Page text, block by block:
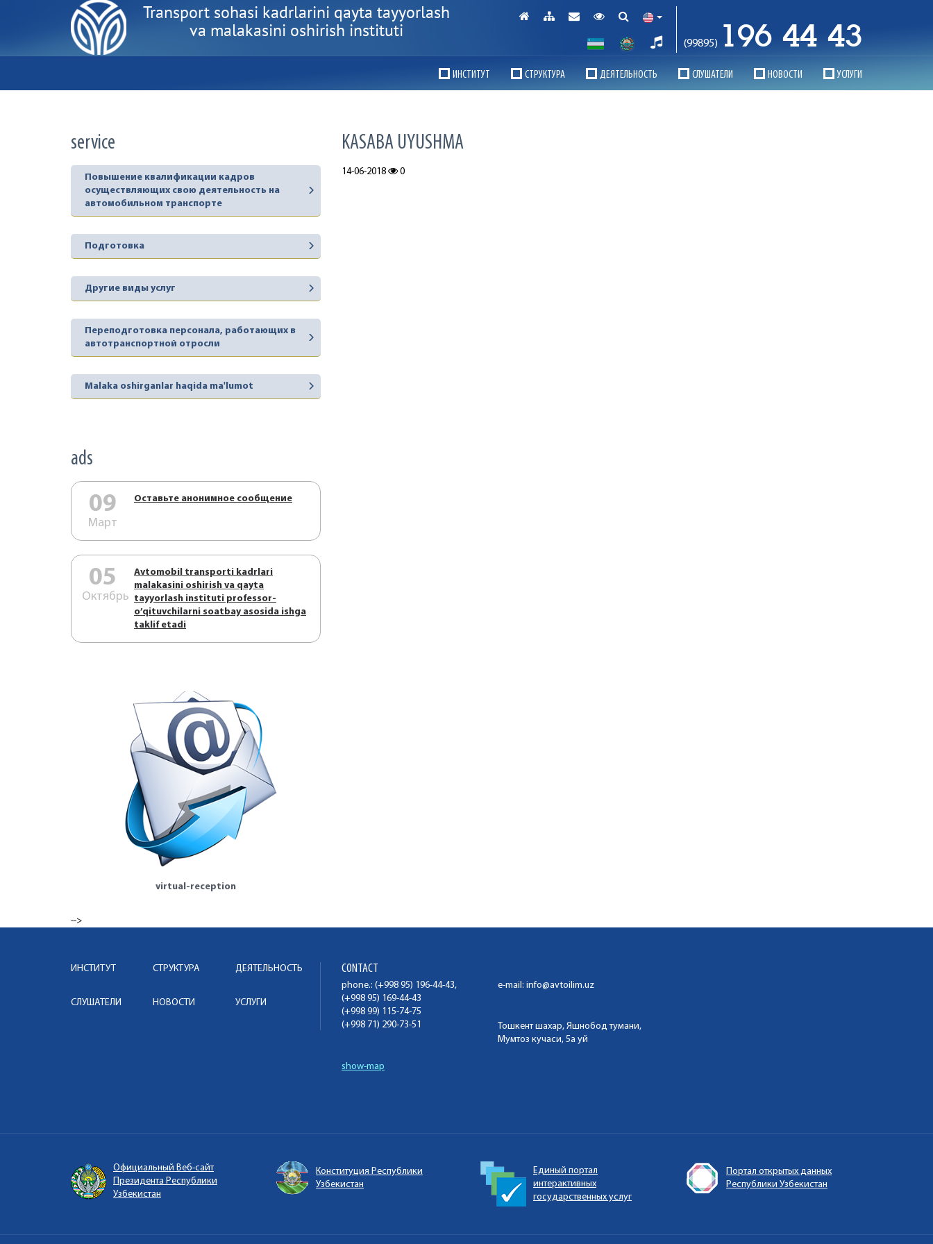
Transport sohasi kadrlarini qayta tayyorlash
va malakasini oshirish instituti
(99895) 196 44 43
ИНСТИТУТ СТРУКТУРА ДЕЯТЕЛЬНОСТЬ СЛУШАТЕЛИ НОВОСТИ УСЛУГИ
service
Повышение квалификации кадров
осуществляющих свою деятельность на
автомобильном транспорте
Подготовка
Другие виды услуг
Переподготовка персонала, работающих в
автотранспортной отросли
Malaka oshirganlar haqida ma'lumot
ads
09
Март
Оставьте анонимное сообщение
05
Октябрь
Аvtоmоbil trаnspоrti kаdrlаri
mаlаkаsini оshirish vа qаytа
tаyyorlаsh instituti prоfеssоr-
o’qituvchilаrni sоаtbаy аsоsidа ishgа
tаklif etаdi
virtual-reception
KASABA UYUSHMA
14-06-2018 0
-->
ИНСТИТУТ СТРУКТУРА ДЕЯТЕЛЬНОСТЬ
СЛУШАТЕЛИ НОВОСТИ УСЛУГИ
CONTACT
phone.: (+998 95) 196-44-43,
(+998 95) 169-44-43
(+998 99) 115-74-75
(+998 71) 290-73-51
e-mail: info@avtoilim.uz
Тошкент шахар, Яшнобод тумани,
Мумтоз кучаси, 5а уй
show-map
Официальный Веб-сайт
Президента Республики
Узбекистан
Конституция Республики
Узбекистан
Единый портал
интерактивных
государственных услуг
Портал открытых данных
Республики Узбекистан